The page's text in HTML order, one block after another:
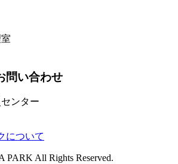
問い合わせ
ンター
について
PARK All Rights Reserved.